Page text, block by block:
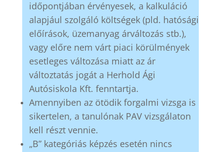
időpontjában érvényesek, a kalkuláció
alapjául szolgáló költségek (pld. hatósági
előírások, üzemanyag árváltozás stb.),
vagy előre nem várt piaci körülmények
esetleges változása miatt az ár
változtatás jogát a Herhold Ági
Autósiskola Kft. fenntartja.
Amennyiben az ötödik forgalmi vizsga is
sikertelen, a tanulónak PAV vizsgálaton
kell részt vennie.
„B” kategóriás képzés esetén nincs